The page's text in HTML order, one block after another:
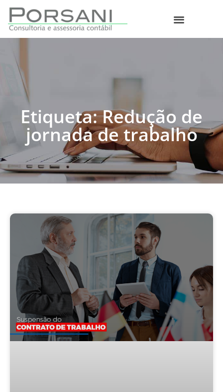
Etiqueta: Redução de
jornada de trabalho